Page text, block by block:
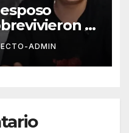
al
su casa de
ADMIN